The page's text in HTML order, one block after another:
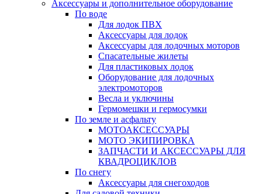
Аксессуары и дополнительное оборудование
По воде
Для лодок ПВХ
Аксессуары для лодок
Аксессуары для лодочных моторов
Спасательные жилеты
Для пластиковых лодок
Оборудование для лодочных
электромоторов
Весла и уключины
Гермомешки и гермосумки
По земле и асфальту
МОТОАКСЕССУАРЫ
МОТО ЭКИПИРОВКА
ЗАПЧАСТИ И АКСЕССУАРЫ ДЛЯ
КВАДРОЦИКЛОВ
По снегу
Аксессуары для снегоходов